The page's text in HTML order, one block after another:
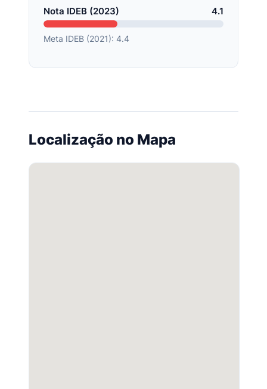
Nota IDEB (2023) 4.1
Meta IDEB (2021): 4.4
Localização no Mapa